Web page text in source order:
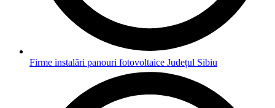
Firme instalări panouri fotovoltaice Județul Sibiu